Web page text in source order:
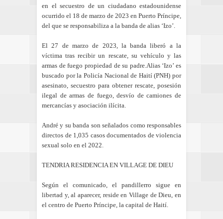
en el secuestro de un ciudadano estadounidense
ocurrido el 18 de marzo de 2023 en Puerto Príncipe,
del que se responsabiliza a la banda de alias ‘Izo’.
El 27 de marzo de 2023, la banda liberó a la
víctima tras recibir un rescate, su vehículo y las
armas de fuego propiedad de su padre.Alias ‘Izo’ es
buscado por la Policía Nacional de Haití (PNH) por
asesinato, secuestro para obtener rescate, posesión
ilegal de armas de fuego, desvío de camiones de
mercancías y asociación ilícita.
André y su banda son señalados como responsables
directos de 1,035 casos documentados de violencia
sexual solo en el 2022.
TENDRIA RESIDENCIA EN VILLAGE DE DIEU
Según el comunicado, el pandillerro sigue en
libertad y, al aparecer, reside en Village de Dieu, en
el centro de Puerto Príncipe, la capital de Haití.